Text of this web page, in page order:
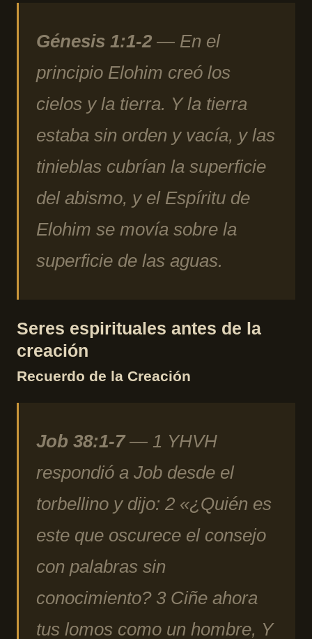
Génesis 1:1-2 — En el
principio Elohim creó los
cielos y la tierra. Y la tierra
estaba sin orden y vacía, y las
tinieblas cubrían la superficie
del abismo, y el Espíritu de
Elohim se movía sobre la
superficie de las aguas.
Seres espirituales antes de la
creación
Recuerdo de la Creación
Job 38:1-7— 1 YHVH
respondió a Job desde el
torbellino y dijo: 2 «¿Quién es
este que oscurece el consejo
con palabras sin
conocimiento? 3 Ciñe ahora
tus lomos como un hombre, Y